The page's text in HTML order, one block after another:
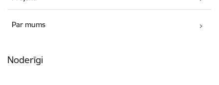
Par mums
Noderīgi